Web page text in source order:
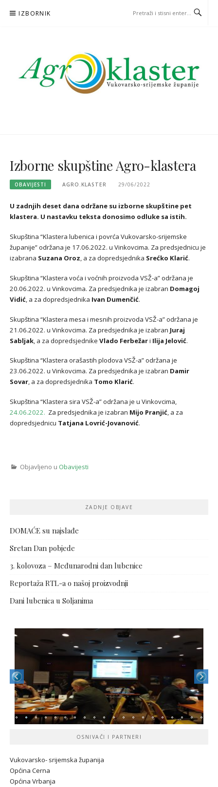
IZBORNIK
Izborne skupštine Agro-klastera
OBAVIJESTI AGRO.KLASTER 29/06/2022
U zadnjih deset dana održane su izborne skupštine pet
klastera. U nastavku teksta donosimo odluke sa istih.
Skupština “Klastera lubenica i povrća Vukovarsko-srijemske
županije” održana je 17.06.2022. u Vinkovcima. Za predsjednicu je
izabrana Suzana Oroz, a za dopredsjednika Srećko Klarić.
Skupština “Klastera voća i voćnih proizvoda VSŽ-a” održana je
20.06.2022. u Vinkovcima. Za predsjednika je izabran Domagoj
Vidić, a za dopredsjednika Ivan Dumenčić.
Skupština “Klastera mesa i mesnih proizvoda VSŽ-a” održana je
21.06.2022. u Vinkovcima. Za predsjednika je izabran Juraj
Sabljak, a za dopredsjednike Vlado Ferbežari Ilija Jelović.
Skupština “Klastera orašastih plodova VSŽ-a” održana je
23.06.2022. u Vinkovcima. Za predsjednika je izabran Damir
Sovar, a za dopredsjednika Tomo Klarić.
Skupština “Klastera sira VSŽ-a” održana je u Vinkovcima,
24.06.2022. Za predsjednika je izabran Mijo Pranjić, a za
dopredsjednicu Tatjana Lovrić-Jovanović.
Objavljeno u Obavijesti
ZADNJE OBJAVE
DOMAĆE su najslađe
Sretan Dan pobjede
3. kolovoza – Međunarodni dan lubenice
Reportaža RTL-a o našoj proizvodnji
Dani lubenica u Soljanima
OSNIVAČI I PARTNERI
Vukovarsko- srijemska županija
Općina Cerna
Općina Vrbanja